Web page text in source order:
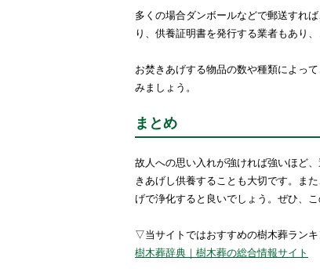
多くの場合ダンボールなどで郵送すれ
り、供養証明書を発行する業者もあり
お焚きあげする物品の数や種類によっ
みましょう。
まとめ
故人への思い入れが強ければ強いほど
きあげし供養することも大切です。ま
げで浄化すると良いでしょう。ぜひ、
▽当サイトではおすすめの樹木葬ランキ
樹木葬辞典｜樹木葬の総合情報サイト